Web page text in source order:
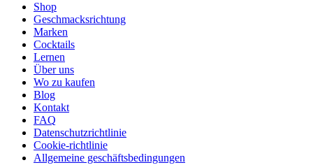
Shop
Geschmacksrichtung
Marken
Cocktails
Lernen
Über uns
Wo zu kaufen
Blog
Kontakt
FAQ
Datenschutzrichtlinie
Cookie-richtlinie
Allgemeine geschäftsbedingungen